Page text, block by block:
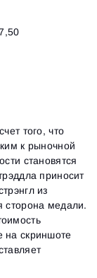
того, что
к рыночной
становятся
приносит
из
сторона медали.
на скриншоте